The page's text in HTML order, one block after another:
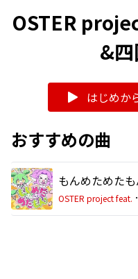
OSTER
&
はじめか
おすすめの曲
もんめためた
STER